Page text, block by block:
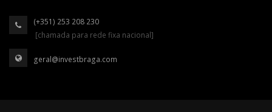
(+351) 253 208 230
[chamada para rede fixa nacional]
geral@investbraga.com